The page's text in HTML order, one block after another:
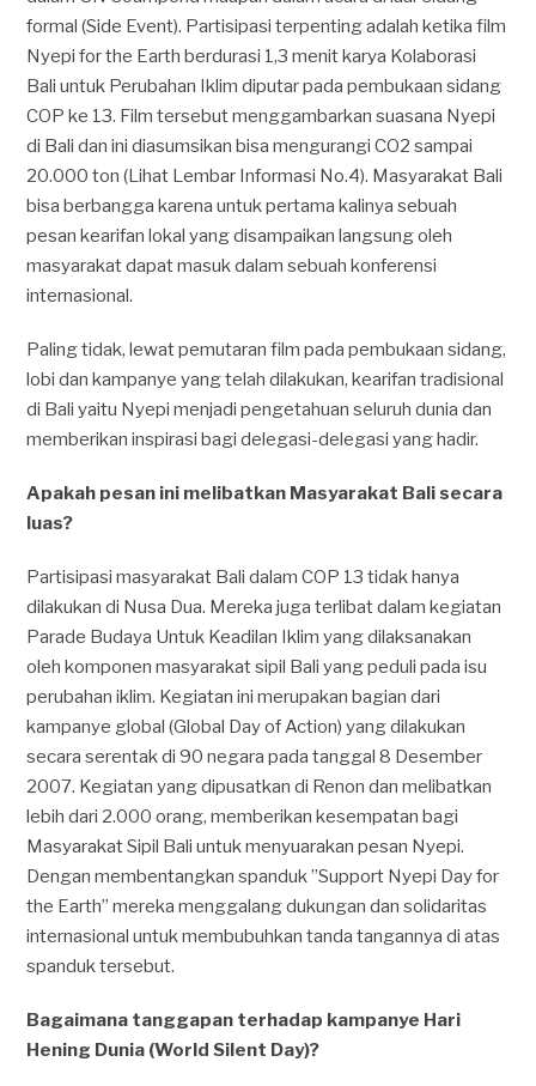
formal (Side Event). Partisipasi terpenting adalah ketika film
Nyepi for the Earth berdurasi 1,3 menit karya Kolaborasi
Bali untuk Perubahan Iklim diputar pada pembukaan sidang
COP ke 13. Film tersebut menggambarkan suasana Nyepi
di Bali dan ini diasumsikan bisa mengurangi CO2 sampai
20.000 ton (Lihat Lembar Informasi No.4). Masyarakat Bali
bisa berbangga karena untuk pertama kalinya sebuah
pesan kearifan lokal yang disampaikan langsung oleh
masyarakat dapat masuk dalam sebuah konferensi
internasional.
Paling tidak, lewat pemutaran film pada pembukaan sidang,
lobi dan kampanye yang telah dilakukan, kearifan tradisional
di Bali yaitu Nyepi menjadi pengetahuan seluruh dunia dan
memberikan inspirasi bagi delegasi-delegasi yang hadir.
Apakah pesan ini melibatkan Masyarakat Bali secara
luas?
Partisipasi masyarakat Bali dalam COP 13 tidak hanya
dilakukan di Nusa Dua. Mereka juga terlibat dalam kegiatan
Parade Budaya Untuk Keadilan Iklim yang dilaksanakan
oleh komponen masyarakat sipil Bali yang peduli pada isu
perubahan iklim. Kegiatan ini merupakan bagian dari
kampanye global (Global Day of Action) yang dilakukan
secara serentak di 90 negara pada tanggal 8 Desember
2007. Kegiatan yang dipusatkan di Renon dan melibatkan
lebih dari 2.000 orang, memberikan kesempatan bagi
Masyarakat Sipil Bali untuk menyuarakan pesan Nyepi.
Dengan membentangkan spanduk ”Support Nyepi Day for
the Earth” mereka menggalang dukungan dan solidaritas
internasional untuk membubuhkan tanda tangannya di atas
spanduk tersebut.
Bagaimana tanggapan terhadap kampanye Hari
Hening Dunia (World Silent Day)?